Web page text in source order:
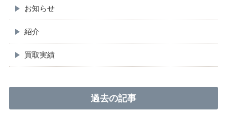
お知らせ
紹介
買取実績
過去の記事